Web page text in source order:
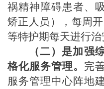
祸精神障碍患者、
矫正人员），每周
等特护期每天进行治
（二）是加强
格化服务管理。 完
服务管理中心阵地